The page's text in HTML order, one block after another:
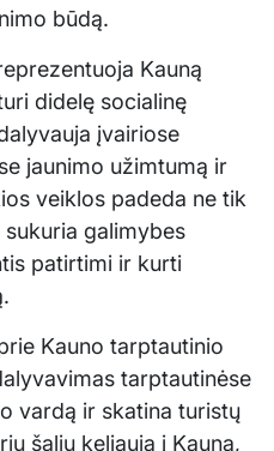
būdą.
Kauną
didelę socialinę
įvairiose
jaunimo užimtumą ir
veiklos padeda ne tik
galimybes
patirtimi ir kurti
Kauno tarptautinio
tarptautinėse
vardą ir skatina turistų
šalių keliauja į Kauną,